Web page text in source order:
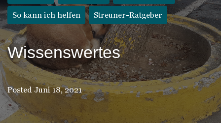
So kann ich helfen Streuner-Ratgeber
Wissenswertes
Posted Juni 18, 2021